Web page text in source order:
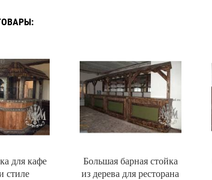
для кафе
стиле
Большая барная стойка
из дерева для ресторана